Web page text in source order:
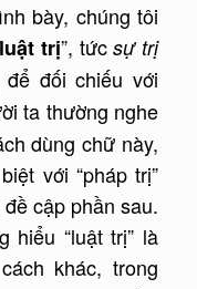
bày, chúng tôi
trị”, tứcsự trị
để đối chiếu với
ta thường nghe
dùng chữ này,
với “pháp trị”
cập phần sau.
hiểu “luật trị” là
khác, trong